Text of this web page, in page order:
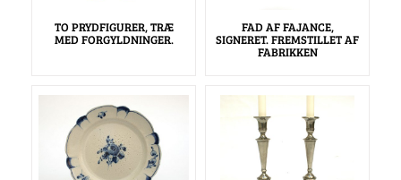
TO PRYDFIGURER, TRÆ
MED FORGYLDNINGER.
FAD AF FAJANCE,
SIGNERET. FREMSTILLET AF
FABRIKKEN